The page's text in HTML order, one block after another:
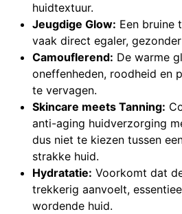
huidtextuur.
Jeugdige Glow: Een bruine
vaak direct egaler,
Camouflerend: De warme
oneffenheden, roodheid en
te vervagen.
Skincare meets Tanning:
anti-aging huidverzorging
dus niet te kiezen tussen
strakke huid.
Hydratatie: Voorkomt dat
trekkerig aanvoelt,
wordende huid.